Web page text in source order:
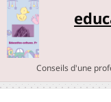
Conseils d'une